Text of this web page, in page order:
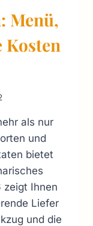
Menü,
Kosten
als nur
und
bietet
zeigt Ihnen
Liefer
und die